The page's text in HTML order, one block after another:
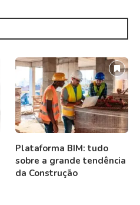
Plataforma BIM: tudo
sobre a grande tendência
da Construção